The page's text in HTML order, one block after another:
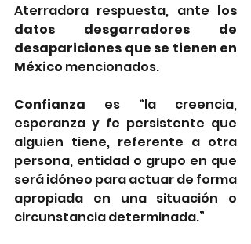
Aterradora respuesta, ante los
datos desgarradores de
desapariciones que se tienen en
México mencionados.
Confianza es “la creencia,
esperanza y fe persistente que
alguien tiene, referente a otra
persona, entidad o grupo en que
será idóneo para actuar de forma
apropiada en una situación o
circunstancia determinada.”